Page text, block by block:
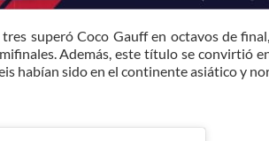
superó Coco Gauff en octavos de
Además, este título se convirtió
habían sido en el continente asiático y